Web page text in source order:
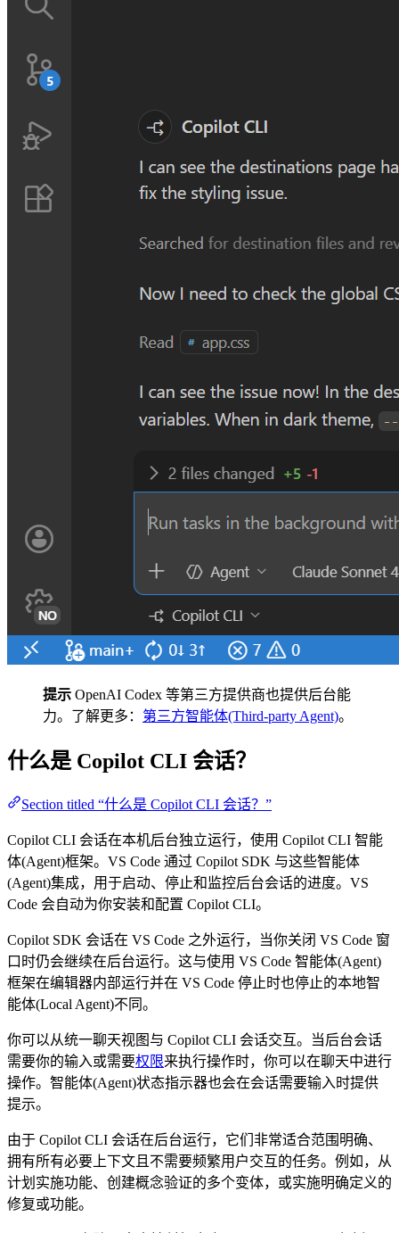
提示 OpenAI Codex 等第三方提供商也提供后台能
力。了解更多： 第三方智能体(Third-party Agent)。
什么是 Copilot CLI 会话？
Section titled “什么是 Copilot CLI 会话？”
Copilot CLI 会话在本机后台独立运行，使用 Copilot CLI 智能
体(Agent)框架。VS Code 通过 Copilot SDK 与这些智能体
(Agent)集成，用于启动、停止和监控后台会话的进度。VS
Code 会自动为你安装和配置 Copilot CLI。
Copilot SDK 会话在 VS Code 之外运行，当你关闭 VS Code 窗
口时仍会继续在后台运行。这与使用 VS Code 智能体(Agent)
框架在编辑器内部运行并在 VS Code 停止时也停止的本地智
能体(Local Agent)不同。
你可以从统一聊天视图与 Copilot CLI 会话交互。当后台会话
需要你的输入或需要权限来执行操作时，你可以在聊天中进行
操作。智能体(Agent)状态指示器也会在会话需要输入时提供
提示。
由于 Copilot CLI 会话在后台运行，它们非常适合范围明确、
拥有所有必要上下文且不需要频繁用户交互的任务。例如，从
计划实施功能、创建概念验证的多个变体，或实施明确定义的
修复或功能。